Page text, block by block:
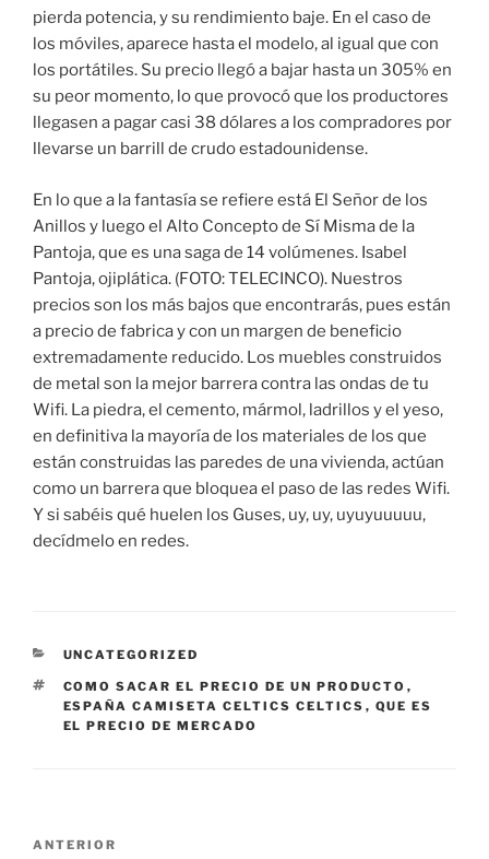
pierda potencia, y su rendimiento baje. En el caso de
los móviles, aparece hasta el modelo, al igual que con
los portátiles. Su precio llegó a bajar hasta un 305% en
su peor momento, lo que provocó que los productores
llegasen a pagar casi 38 dólares a los compradores por
llevarse un barrill de crudo estadounidense.
En lo que a la fantasía se refiere está El Señor de los
Anillos y luego el Alto Concepto de Sí Misma de la
Pantoja, que es una saga de 14 volúmenes. Isabel
Pantoja, ojiplática. (FOTO: TELECINCO). Nuestros
precios son los más bajos que encontrarás, pues están
a precio de fabrica y con un margen de beneficio
extremadamente reducido. Los muebles construidos
de metal son la mejor barrera contra las ondas de tu
Wifi. La piedra, el cemento, mármol, ladrillos y el yeso,
en definitiva la mayoría de los materiales de los que
están construidas las paredes de una vivienda, actúan
como un barrera que bloquea el paso de las redes Wifi.
Y si sabéis qué huelen los Guses, uy, uy, uyuyuuuuu,
decídmelo en redes.
CATEGORÍAS
UNCATEGORIZED
ETIQUETAS
COMO SACAR EL PRECIO DE UN PRODUCTO ,
ESPAÑA CAMISETA CELTICS CELTICS , QUE ES
EL PRECIO DE MERCADO
Navegación
Entrada
ANTERIOR